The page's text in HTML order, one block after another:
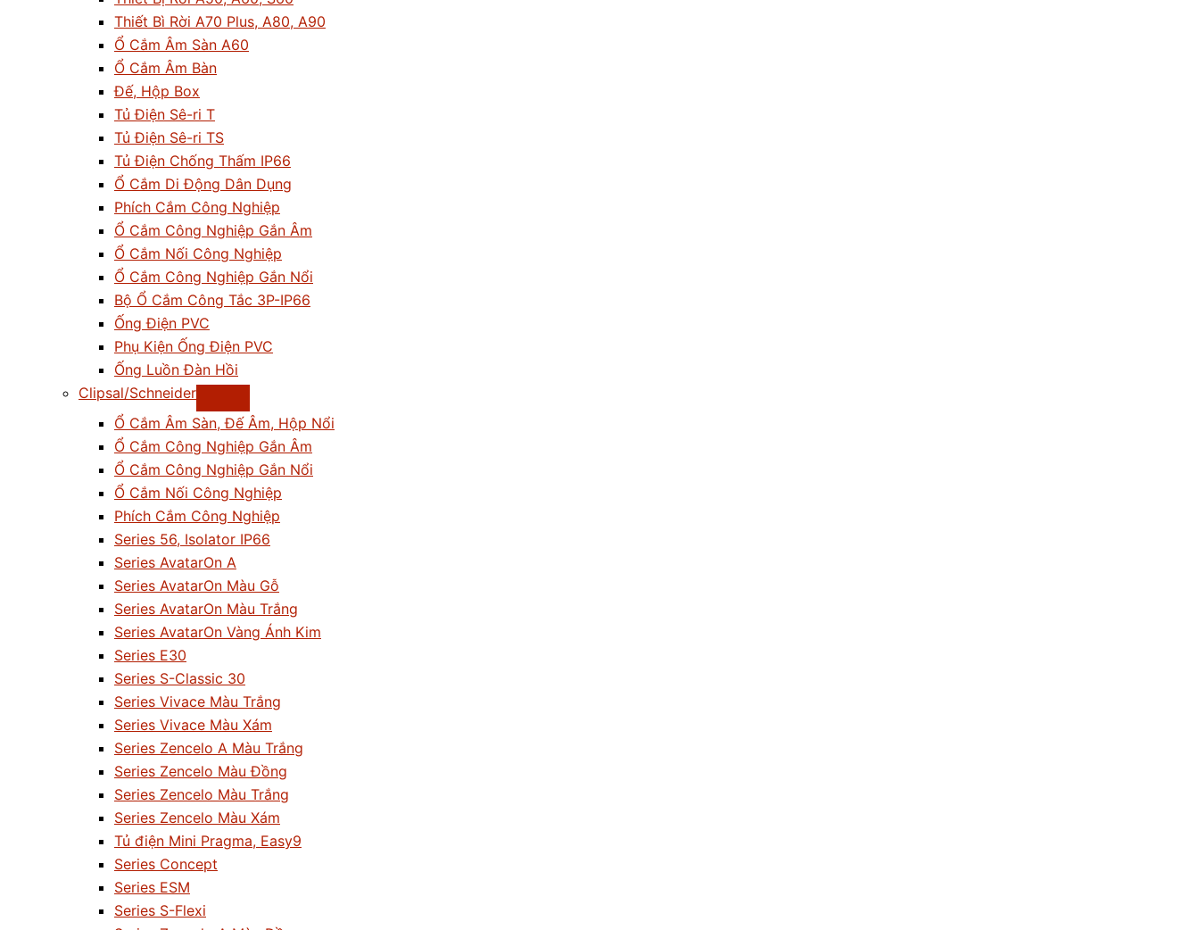
Thiết Bì Rời A70 Plus, A80, A90
Ổ Cắm Âm Sàn A60
Ổ Cắm Âm Bàn
Đế, Hộp Box
Tủ Điện Sê-ri T
Tủ Điện Sê-ri TS
Tủ Điện Chống Thấm IP66
Ổ Cắm Di Động Dân Dụng
Phích Cắm Công Nghiệp
Ổ Cắm Công Nghiệp Gắn Âm
Ổ Cắm Nối Công Nghiệp
Ổ Cắm Công Nghiệp Gắn Nổi
Bộ Ổ Cắm Công Tắc 3P-IP66
Ống Điện PVC
Phụ Kiện Ống Điện PVC
Ống Luồn Đàn Hồi
Clipsal/Schneider
Ổ Cắm Âm Sàn, Đế Âm, Hộp Nổi
Ổ Cắm Công Nghiệp Gắn Âm
Ổ Cắm Công Nghiệp Gắn Nổi
Ổ Cắm Nối Công Nghiệp
Phích Cắm Công Nghiệp
Series 56, Isolator IP66
Series AvatarOn A
Series AvatarOn Màu Gỗ
Series AvatarOn Màu Trắng
Series AvatarOn Vàng Ánh Kim
Series E30
Series S-Classic 30
Series Vivace Màu Trắng
Series Vivace Màu Xám
Series Zencelo A Màu Trắng
Series Zencelo Màu Đồng
Series Zencelo Màu Trắng
Series Zencelo Màu Xám
Tủ điện Mini Pragma, Easy9
Series Concept
Series ESM
Series S-Flexi